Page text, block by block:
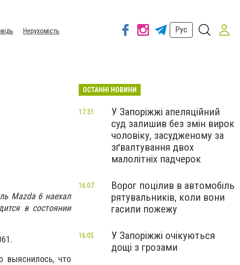
Нерухомість
Рус
Mazda 6 наехал
в состоянии
выяснилось, что
ОСТАННІ НОВИНИ
У Запоріжжі апеляційний
суд залишив без змін вирок
чоловіку, засудженому за
зґвалтування двох
малолітніх падчерок
17:31
Ворог поцілив в автомобіль
рятувальників, коли вони
гасили пожежу
16:07
У Запоріжжі очікуються
дощі з грозами
16:05